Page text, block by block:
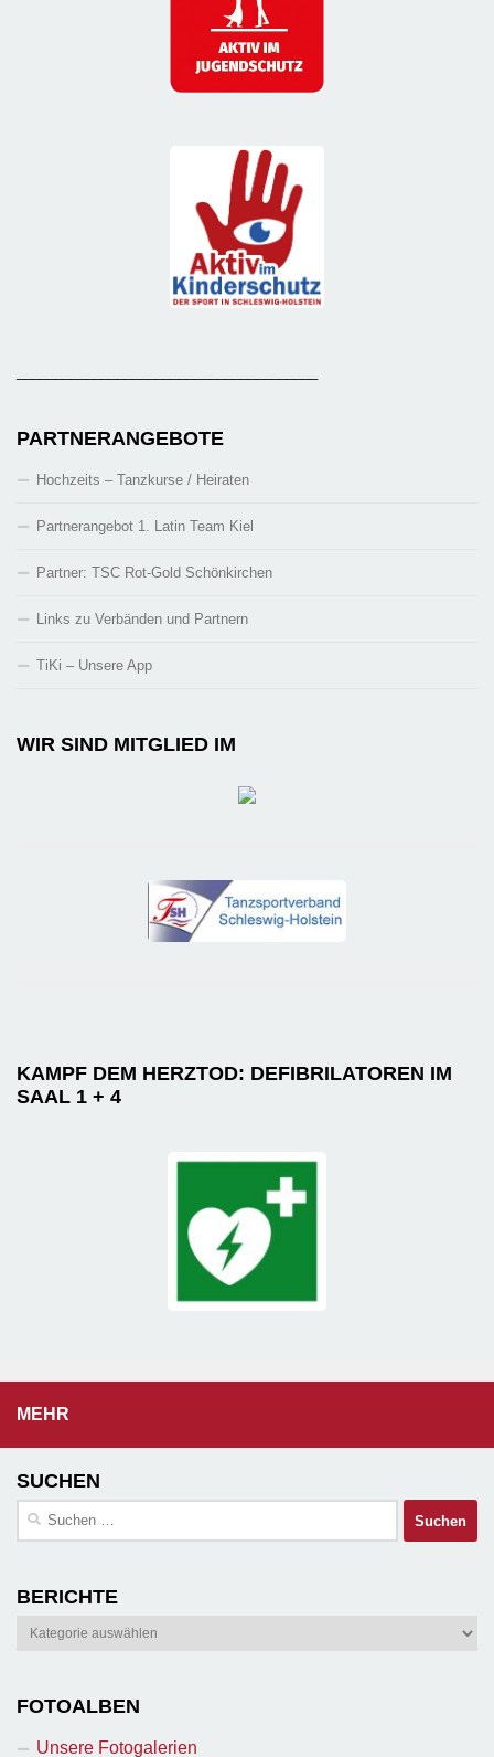
PARTNERANGEBOTE
Hochzeits – Tanzkurse / Heiraten
Partnerangebot 1. Latin Team Kiel
Partner: TSC Rot-Gold Schönkirchen
Links zu Verbänden und Partnern
TiKi – Unsere App
WIR SIND MITGLIED IM
KAMPF DEM HERZTOD: DEFIBRILATOREN IM
SAAL 1 + 4
MEHR
SUCHEN
Suchen
BERICHTE
Berichte
FOTOALBEN
Unsere Fotogalerien